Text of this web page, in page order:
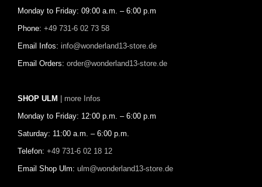
Monday to Friday: 09:00 a.m. – 6:00 p.m
Phone: +49 731-6 02 73 58
Email Infos: info@wonderland13-store.de
Email Orders: order@wonderland13-store.de
SHOP ULM | more Infos
Monday to Friday: 12:00 p.m. – 6:00 p.m
Saturday: 11:00 a.m. – 6:00 p.m.
Telefon: +49 731-6 02 18 12
Email Shop Ulm: ulm@wonderland13-store.de